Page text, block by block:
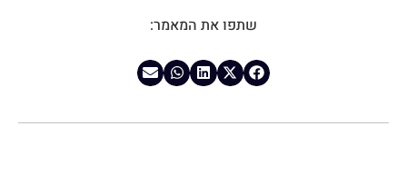
שתפו את המאמר: